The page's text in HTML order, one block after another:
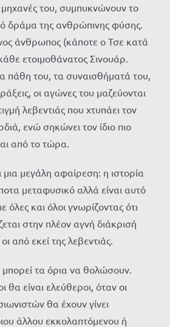
μηχανές του, συμπυκνώνουν το
δράμα της ανθρώπινης φύσης.
άνθρωπος (κάποτε ο Τσε κατά
ετοιμοθάνατος Σινουάρ.
πάθη του, τα συναισθήματά του,
οι αγώνες του μαζεύονται
λεβεντιάς που χτυπάει τον
ενώ σηκώνει τον ίδιο πιο
από το τώρα.
μια μεγάλη αφαίρεση: η ιστορία
μεταφυσικό αλλά είναι αυτό
όλες και όλοι γνωρίζοντας ότι
στην πλέον αγνή διάκρισή
από εκεί της λεβεντιάς.
τα όρια να θολώσουν.
θα είναι ελεύθεροι, όταν οι
θα έχουν γίνει
άλλου εκκολαπτόμενου ή